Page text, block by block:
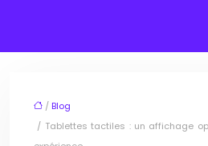
/ Blog
/ Tablettes tactiles : un affichage